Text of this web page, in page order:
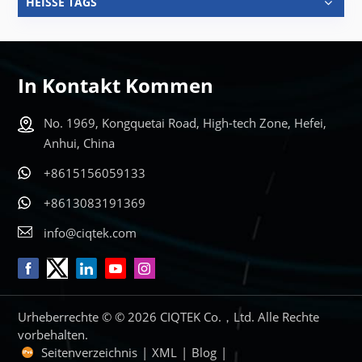
In Kontakt Kommen
No. 1969, Kongquetai Road, High-tech Zone, Hefei,
Anhui, China
+8615156059133
+8613083191369
info@ciqtek.com
Urheberrechte © © 2026 CIQTEK Co.，Ltd. Alle Rechte
vorbehalten.
Seitenverzeichnis | XML | Blog |